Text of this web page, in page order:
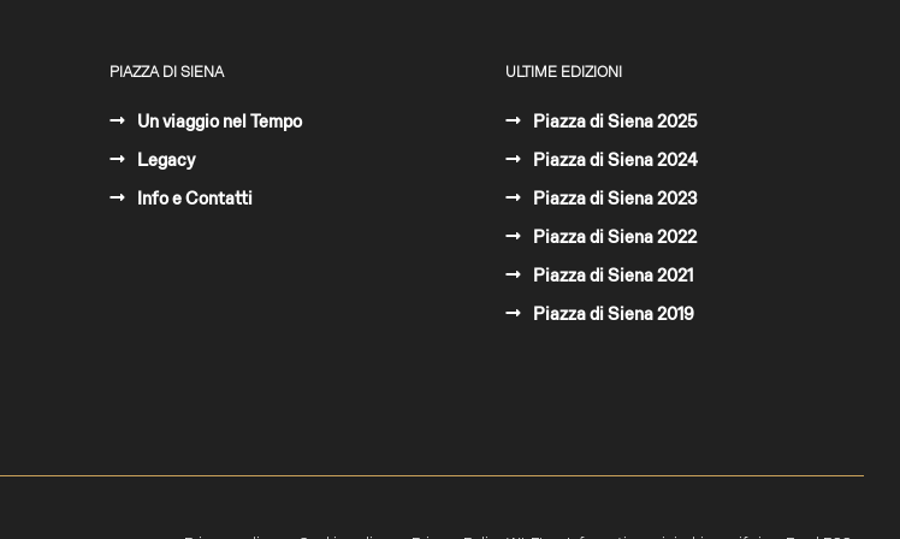
PIAZZA DI SIENA
Un viaggio nel Tempo
Legacy
Info e Contatti
ULTIME EDIZIONI
Piazza di Siena 2025
Piazza di Siena 2024
Piazza di Siena 2023
Piazza di Siena 2022
Piazza di Siena 2021
Piazza di Siena 2019